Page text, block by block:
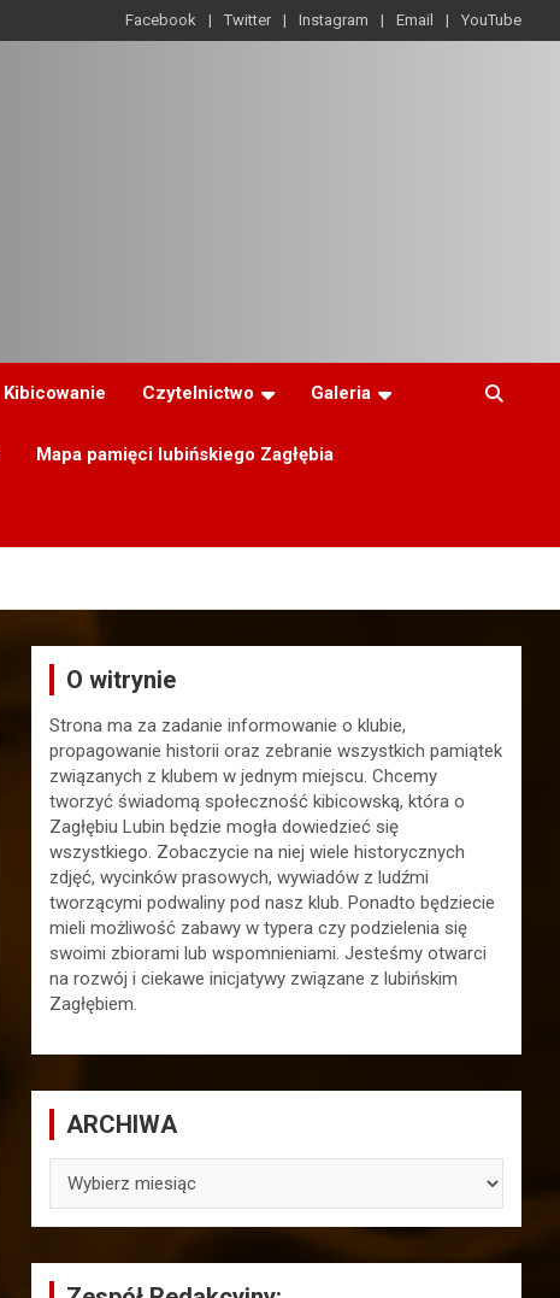
Facebook Twitter Instagram Email YouTube
Kibicowanie Czytelnictwo Galeria
Mapa pamięci lubińskiego Zagłębia
O witrynie
Strona ma za zadanie informowanie o klubie,
propagowanie historii oraz zebranie wszystkich pamiątek
związanych z klubem w jednym miejscu. Chcemy
tworzyć świadomą społeczność kibicowską, która o
Zagłębiu Lubin będzie mogła dowiedzieć się
wszystkiego. Zobaczycie na niej wiele historycznych
zdjęć, wycinków prasowych, wywiadów z ludźmi
tworzącymi podwaliny pod nasz klub. Ponadto będziecie
mieli możliwość zabawy w typera czy podzielenia się
swoimi zbiorami lub wspomnieniami. Jesteśmy otwarci
na rozwój i ciekawe inicjatywy związane z lubińskim
Zagłębiem.
ARCHIWA